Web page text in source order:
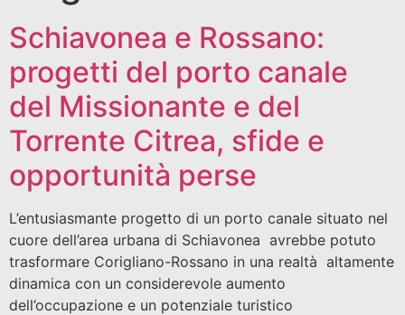
Schiavonea e Rossano:
progetti del porto canale
del Missionante e del
Torrente Citrea, sfide e
opportunità perse
L’entusiasmante progetto di un porto canale situato nel
cuore dell’area urbana di Schiavonea avrebbe potuto
trasformare Corigliano-Rossano in una realtà altamente
dinamica con un considerevole aumento
dell’occupazione e un potenziale turistico